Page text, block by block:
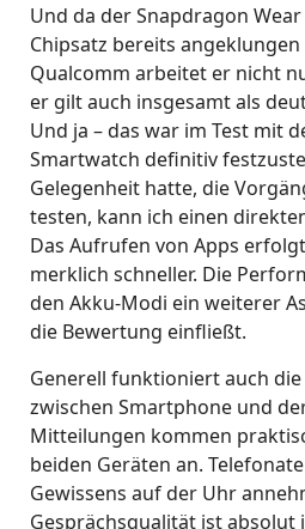
Und da der Snapdragon
Chipsatz bereits
Qualcomm arbeitet er nicht
er gilt auch insgesamt als
Und ja – das war im Test mit
Smartwatch definitiv
Gelegenheit hatte, die
testen, kann ich einen
Das Aufrufen von Apps
merklich schneller. Die
den Akku-Modi ein weiterer
die Bewertung einfließt.
Generell funktioniert auch
zwischen Smartphone und
Mitteilungen kommen
beiden Geräten an.
Gewissens auf der Uhr
Gesprächsqualität ist absolut